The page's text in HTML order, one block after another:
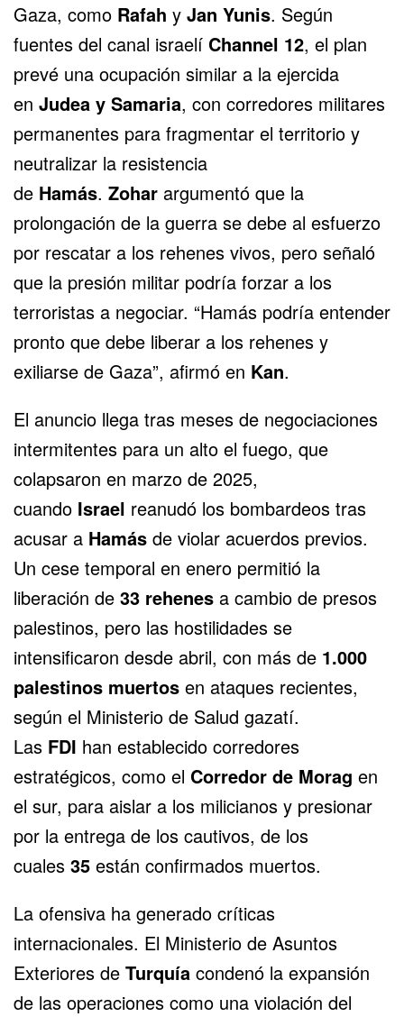
Gaza, como Rafah y Jan Yunis. Según
fuentes del canal israelí Channel 12, el plan
prevé una ocupación similar a la ejercida
en Judea y Samaria, con corredores militares
permanentes para fragmentar el territorio y
neutralizar la resistencia
de Hamás. Zohar argumentó que la
prolongación de la guerra se debe al esfuerzo
por rescatar a los rehenes vivos, pero señaló
que la presión militar podría forzar a los
terroristas a negociar. “Hamás podría entender
pronto que debe liberar a los rehenes y
exiliarse de Gaza”, afirmó en Kan.
El anuncio llega tras meses de negociaciones
intermitentes para un alto el fuego, que
colapsaron en marzo de 2025,
cuando Israel reanudó los bombardeos tras
acusar a Hamás de violar acuerdos previos.
Un cese temporal en enero permitió la
liberación de 33 rehenes a cambio de presos
palestinos, pero las hostilidades se
intensificaron desde abril, con más de 1.000
palestinos muertos en ataques recientes,
según el Ministerio de Salud gazatí.
Las FDI han establecido corredores
estratégicos, como el Corredor de Morag en
el sur, para aislar a los milicianos y presionar
por la entrega de los cautivos, de los
cuales 35 están confirmados muertos.
La ofensiva ha generado críticas
internacionales. El Ministerio de Asuntos
Exteriores de Turquía condenó la expansión
de las operaciones como una violación del